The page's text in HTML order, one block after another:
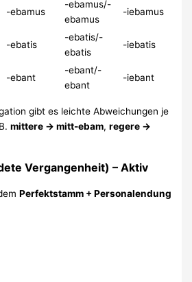
-ebamus
-ebamus/-
ebamus
-iebamus
-ebatis
-ebatis/-
ebatis
-iebatis
-ebant
-ebant/-
ebant
-iebant
gibt es leichte Abweichungen je
mittere → mitt-ebam,regere →
Vergangenheit) – Aktiv
Perfektstamm + Personalendung